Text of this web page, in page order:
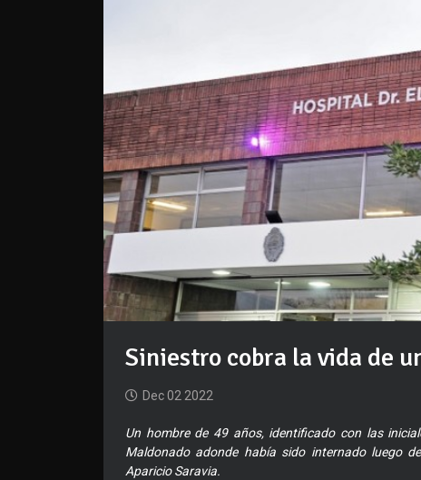
Siniestro cobra la vida de
Dec 02 2022
Un hombre de 49 años, identificado con las
Maldonado adonde había sido internado luego
Aparicio Saravia.